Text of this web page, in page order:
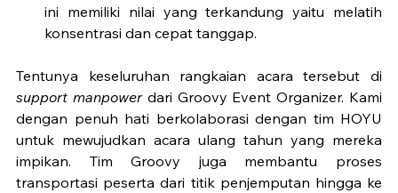
ini memiliki nilai yang terkandung yaitu melatih
konsentrasi dan cepat tanggap.
support manpower dari Groovy Event Organizer. Kami
dengan penuh hati berkolaborasi dengan tim HOYU
untuk mewujudkan acara ulang tahun yang mereka
impikan. Tim Groovy juga membantu proses
transportasi peserta dari titik penjemputan hingga ke